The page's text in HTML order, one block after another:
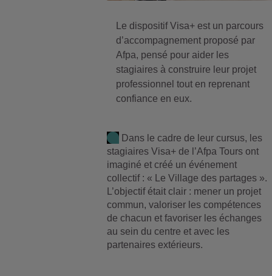
Le dispositif Visa+ est un parcours
d’accompagnement proposé par
Afpa, pensé pour aider les
stagiaires à construire leur projet
professionnel tout en reprenant
confiance en eux.
Dans le cadre de leur cursus, les
stagiaires Visa+ de l’Afpa Tours ont
imaginé et créé un événement
collectif : « Le Village des partages ».
L’objectif était clair : mener un projet
commun, valoriser les compétences
de chacun et favoriser les échanges
au sein du centre et avec les
partenaires extérieurs.